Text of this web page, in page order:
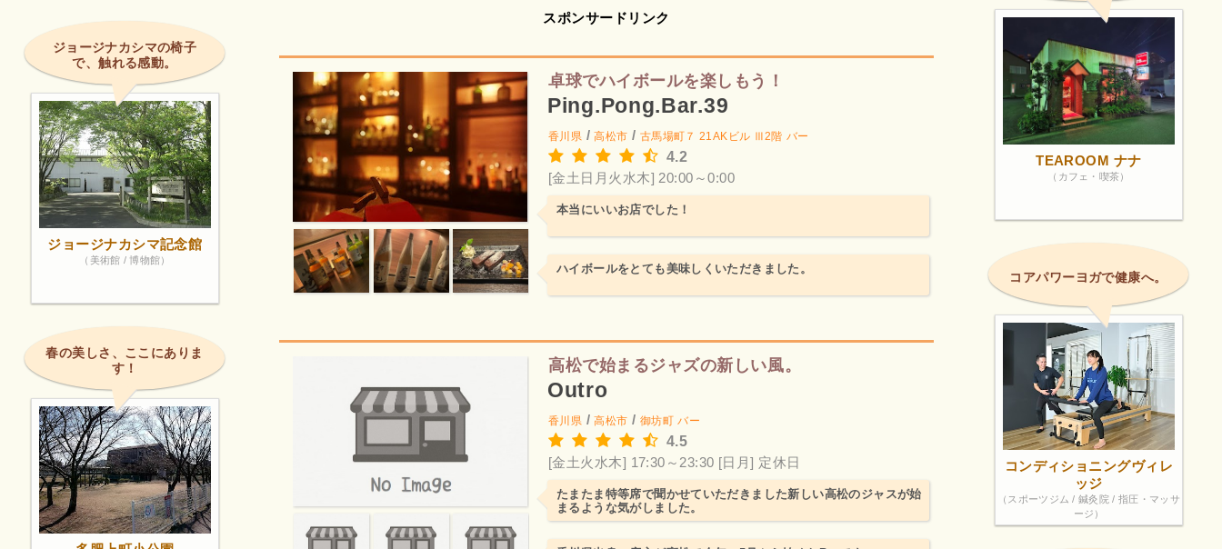
スポンサードリンク
卓球でハイボールを楽しもう！
Ping.Pong.Bar.39
香川県 /高松市 / 古馬場町７ 21AKビル Ⅲ2階 バー
4.2
[金土日月火水木] 20:00～0:00
本当にいいお店でした！
ハイボールをとても美味しくいただきました。
高松で始まるジャズの新しい風。
Outro
香川県 /高松市 / 御坊町 バー
4.5
[金土火水木] 17:30～23:30 [日月] 定休日
たまたま特等席で聞かせていただきました新しい高松のジャスが始
まるような気がしました。
ジョージナカシマの椅子
で、触れる感動。
ジョージナカシマ記念館
（美術館 / 博物館）
春の美しさ、ここにありま
す！
TEAROOM ナナ
（カフェ・喫茶）
コアパワーヨガで健康へ。
コンディショニングヴィレ
ッジ
（スポーツジム / 鍼灸院 / 指圧・マッサ
ージ）